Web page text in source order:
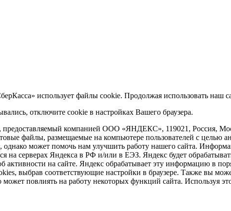
использует файлы cookie. Продолжая использовать наш
отключите cookie в настройках Вашего браузера.
предоставляемый компанией ООО «ЯНДЕКС», 119021, Россия,
файлы, размещаемые на компьютере пользователей с целью
может помочь нам улучшить работу нашего сайта.
на серверах Яндекса в РФ и/или в ЕЭЗ. Яндекс будет
активности на сайте. Яндекс обрабатывает эту информацию в
выбрав соответствующие настройки в браузере. Также вы
повлиять на работу некоторых функций сайта. Используя